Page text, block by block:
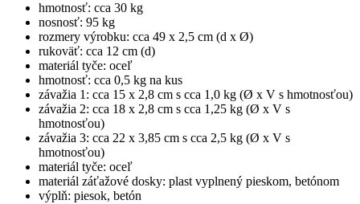
hmotnosť: cca 30 kg
nosnosť: 95 kg
rozmery výrobku: cca 49 x 2,5 cm (d x Ø)
rukoväť: cca 12 cm (d)
materiál tyče: oceľ
hmotnosť: cca 0,5 kg na kus
závažia 1: cca 15 x 2,8 cm s cca 1,0 kg (Ø x V s hmotnosťou)
závažia 2: cca 18 x 2,8 cm s cca 1,25 kg (Ø x V s
hmotnosťou)
závažia 3: cca 22 x 3,85 cm s cca 2,5 kg (Ø x V s
hmotnosťou)
materiál tyče: oceľ
materiál záťažové dosky: plast vyplnený pieskom, betónom
výplň: piesok, betón